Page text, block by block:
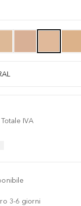
Totale IVA
3-6 giorni